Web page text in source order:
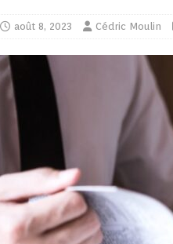
août 8, 2023 Cédric Moulin